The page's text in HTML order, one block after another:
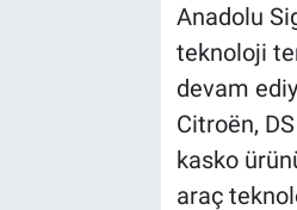
Anadolu
teknoloji
devam
Citroën,
kasko
araç